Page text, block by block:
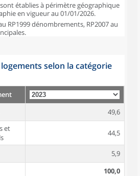
établies à périmètre géographique
en vigueur au 01/01/2026.
RP1999 dénombrements, RP2007 au
logements selon la catégorie
49,6
et
44,5
5,9
100,0